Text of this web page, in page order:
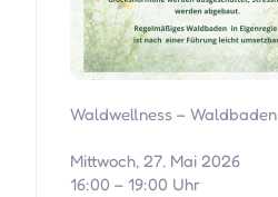
Waldwellness – Waldbaden
Mittwoch, 27. Mai 2026
16:00 – 19:00 Uhr